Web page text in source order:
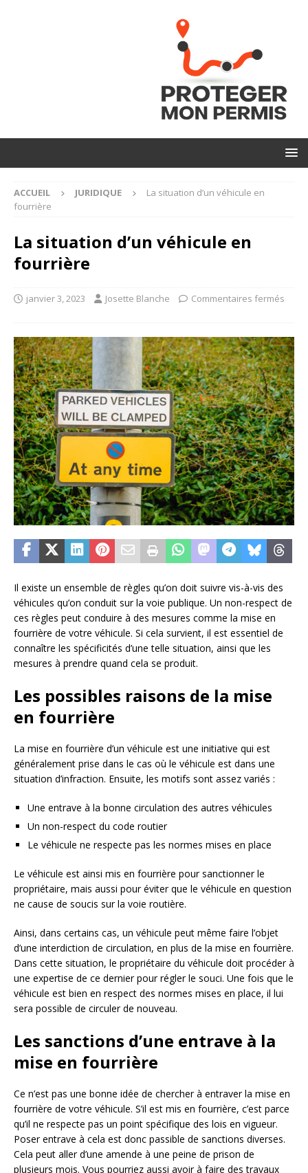
ACCUEIL JURIDIQUE
La situation d’un véhicule en
fourrière
La situation d’un véhicule en
fourrière
janvier 3, 2023 Josette Blanche Commentaires fermés
Il existe un ensemble de règles qu’on doit suivre vis-à-vis des
véhicules qu’on conduit sur la voie publique. Un non-respect de
ces règles peut conduire à des mesures comme la mise en
fourrière de votre véhicule. Si cela survient, il est essentiel de
connaître les spécificités d’une telle situation, ainsi que les
mesures à prendre quand cela se produit.
Les possibles raisons de la mise
en fourrière
La mise en fourrière d’un véhicule est une initiative qui est
généralement prise dans le cas où le véhicule est dans une
situation d’infraction. Ensuite, les motifs sont assez variés :
Une entrave à la bonne circulation des autres véhicules
Un non-respect du code routier
Le véhicule ne respecte pas les normes mises en place
Le véhicule est ainsi mis en fourrière pour sanctionner le
propriétaire, mais aussi pour éviter que le véhicule en question
ne cause de soucis sur la voie routière.
Ainsi, dans certains cas, un véhicule peut même faire l’objet
d’une interdiction de circulation, en plus de la mise en fourrière.
Dans cette situation, le propriétaire du véhicule doit procéder à
une expertise de ce dernier pour régler le souci. Une fois que le
véhicule est bien en respect des normes mises en place, il lui
sera possible de circuler de nouveau.
Les sanctions d’une entrave à la
mise en fourrière
Ce n’est pas une bonne idée de chercher à entraver la mise en
fourrière de votre véhicule. S’il est mis en fourrière, c’est parce
qu’il ne respecte pas un point spécifique des lois en vigueur.
Poser entrave à cela est donc passible de sanctions diverses.
Cela peut aller d’une amende à une peine de prison de
plusieurs mois. Vous pourriez aussi avoir à faire des travaux